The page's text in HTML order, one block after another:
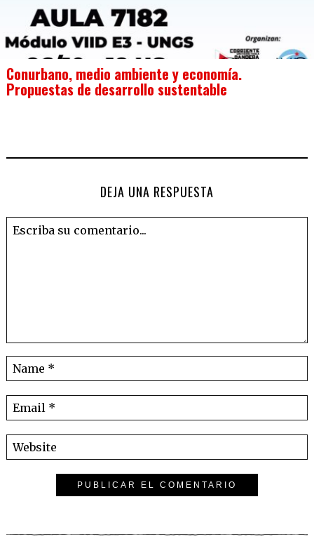
Conurbano, medio ambiente y economía.
Propuestas de desarrollo sustentable
DEJA UNA RESPUESTA